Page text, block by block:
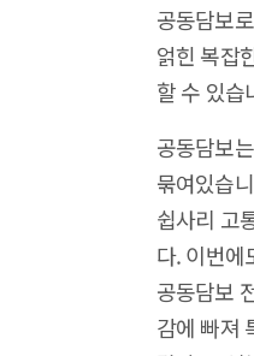
공동담보
얽힌 복잡
할 수 있습
공동담보
묶여있습
쉽사리 고
다. 이번에
공동담보
감에 빠져